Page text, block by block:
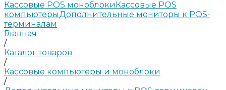
Кассовые POS моноблокиКассовые POS
компьютерыДополнительные мониторы к POS-
терминалам
Главная
/
Каталог товаров
/
Кассовые компьютеры и моноблоки
/